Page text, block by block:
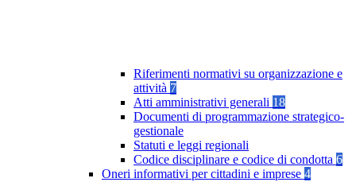
Riferimenti normativi su organizzazione e
attività 7
Atti amministrativi generali 18
Documenti di programmazione strategico-
gestionale
Statuti e leggi regionali
Codice disciplinare e codice di condotta 6
Oneri informativi per cittadini e imprese 4